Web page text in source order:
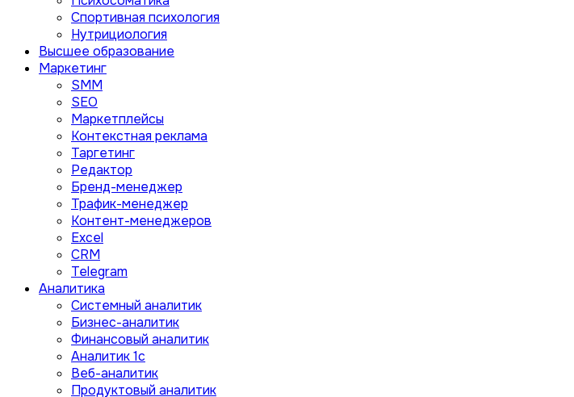
Спортивная психология
Нутрициология
Высшее образование
Маркетинг
SMM
SEO
Маркетплейсы
Контекстная реклама
Таргетинг
Редактор
Бренд-менеджер
Трафик-менеджер
Контент-менеджеров
Excel
CRM
Telegram
Аналитика
Системный аналитик
Бизнес-аналитик
Финансовый аналитик
Aналитик 1с
Веб-аналитик
Продуктовый аналитик